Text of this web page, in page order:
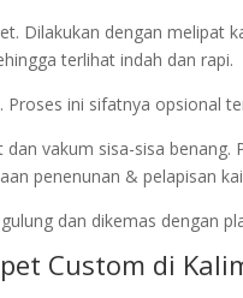
Dilakukan dengan melipat
terlihat indah dan rapi.
Proses ini sifatnya opsional
vakum sisa-sisa
penenunan & pelapisan
dan dikemas dengan
Custom di